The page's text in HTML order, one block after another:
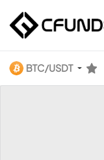
BTC/USDT